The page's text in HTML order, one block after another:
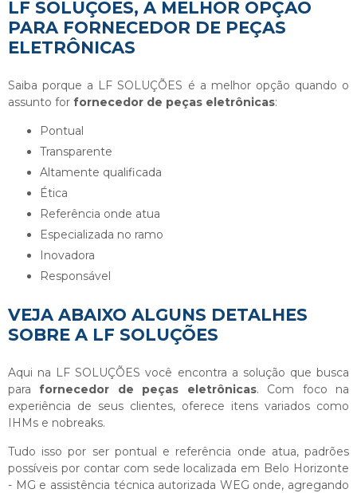
LF SOLUÇÕES, A MELHOR OPÇÃO
PARA FORNECEDOR DE PEÇAS
ELETRÔNICAS
Saiba porque a LF SOLUÇÕES é a melhor opção quando o
assunto for fornecedor de peças eletrônicas:
pontual
transparente
altamente qualificada
ética
referência onde atua
especializada no ramo
inovadora
responsável
VEJA ABAIXO ALGUNS DETALHES
SOBRE A LF SOLUÇÕES
Aqui na LF SOLUÇÕES você encontra a solução que busca
parafornecedor de peças eletrônicas. Com foco na
experiência de seus clientes, oferece itens variados como
IHMs e nobreaks.
Tudo isso por ser pontual e referência onde atua, padrões
possíveis por contar com sede localizada em Belo Horizonte
- MG e assistência técnica autorizada WEG onde, agregando